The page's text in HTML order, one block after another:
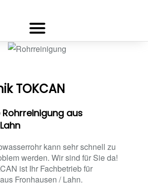
TOKCAN
aus
kann sehr schnell zu
werden. Wir sind für Sie da!
ist Ihr Fachbetrieb für
Fronhausen / Lahn.